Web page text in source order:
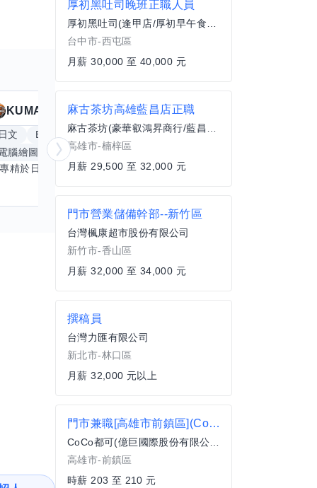
KUMA 19個技能
文 Excel Word
PowerPoint
腦繪圖
手繪 影像剪輯與後製
厚初黑吐司晚班正職人員
厚初黑吐司(逢甲店/厚初早午食館)
台中市-西屯區
月薪 30,000 至 40,000 元
麻古茶坊高雄藍昌店正職
麻古茶坊(豪華叡鴻昇商行/藍昌店)
高雄市-楠梓區
月薪 29,500 至 32,000 元
門市營業儲備幹部--新竹區
台灣楓康超市股份有限公司
新竹市-香山區
月薪 32,000 至 34,000 元
撰稿員
台灣力匯有限公司
新北市-林口區
月薪 32,000 元以上
門市兼職[高雄市前鎮區](CoCo都可)
CoCo都可(億巨國際股份有限公司)
高雄市-前鎮區
時薪 203 至 210 元